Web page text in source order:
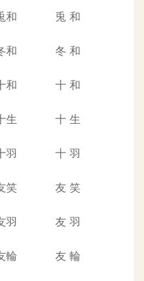
和 兎 和
和 冬 和
和 十 和
生 十 生
羽 十 羽
笑 友 笑
羽 友 羽
輪 友 輪